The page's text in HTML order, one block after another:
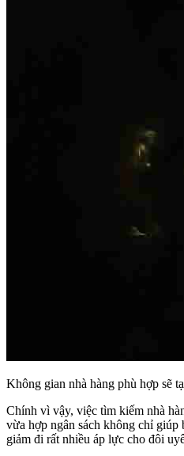
Không gian nhà hàng phù hợp sẽ
Chính vì vậy, việc tìm kiếm nhà
vừa hợp ngân sách không chỉ giúp
giảm đi rất nhiều áp lực cho đôi